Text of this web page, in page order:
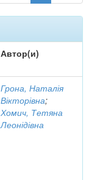
Автор(и)
Грона, Наталія
Вікторівна;
Хомич, Тетяна
Леонідівна